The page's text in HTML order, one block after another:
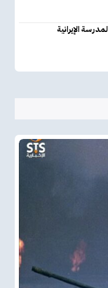
الإيرانية